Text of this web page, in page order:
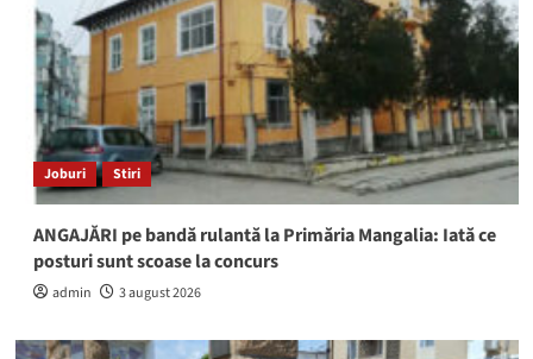
Joburi Stiri
ANGAJĂRI pe bandă rulantă la Primăria Mangalia: Iată ce
posturi sunt scoase la concurs
admin 3 august 2026